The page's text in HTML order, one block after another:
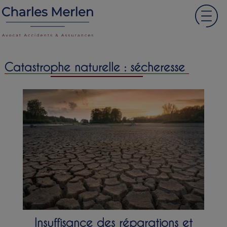
Catastrophe naturelle : sécheresse
Insuffisance des réparations et